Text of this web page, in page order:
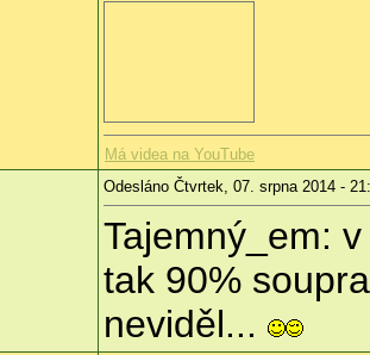
Má videa na YouTube
Odesláno Čtvrtek, 07. srpna 2014 -
Tajemný_em:
tak 90%
neviděl...